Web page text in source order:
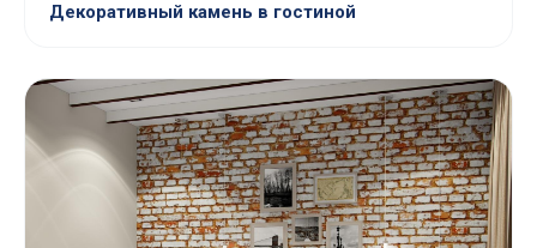
Декоративный камень в гостиной